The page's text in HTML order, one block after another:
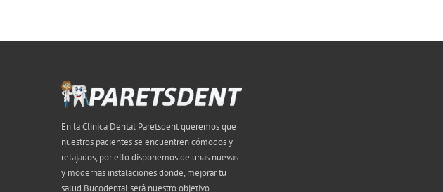
En la Clínica Dental Paretsdent queremos que
nuestros pacientes se encuentren cómodos y
relajados, por ello disponemos de unas nuevas
y modernas instalaciones donde, mejorar tu
salud Bucodental será nuestro objetivo.